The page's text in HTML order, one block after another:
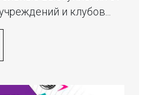
и клубов...